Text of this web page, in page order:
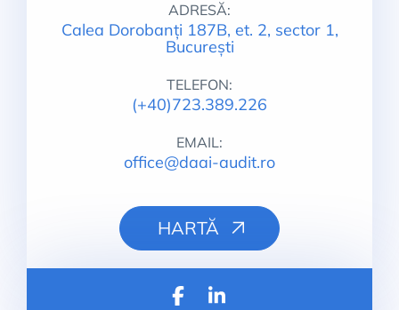
ADRESĂ:
Calea Dorobanți 187B, et. 2, sector 1,
București
TELEFON:
(+40)723.389.226
EMAIL:
office@daai-audit.ro
HARTĂ